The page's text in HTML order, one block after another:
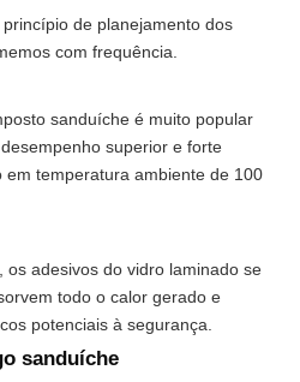
de planejamento dos
com frequência.
sanduíche é muito popular
superior e forte
em temperatura ambiente de 100
adesivos do vidro laminado se
todo o calor gerado e
potenciais à segurança.
sanduíche